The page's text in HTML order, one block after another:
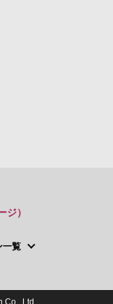
）
一覧
Ltd.